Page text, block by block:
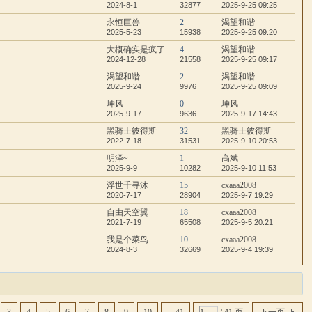
2024-8-1 32877 2025-9-25 09:25
永恒巨兽
2025-5-23
2
15938
渴望和谐
2025-9-25 09:20
大概确实是疯了
2024-12-28
4
21558
渴望和谐
2025-9-25 09:17
渴望和谐
2025-9-24
2
9976
渴望和谐
2025-9-25 09:09
坤风
2025-9-17
0
9636
坤风
2025-9-17 14:43
黑骑士彼得斯
2022-7-18
32
31531
黑骑士彼得斯
2025-9-10 20:53
明泽~
2025-9-9
1
10282
高斌
2025-9-10 11:53
浮世千寻沐
2020-7-17
15
28904
cxaaa2008
2025-9-7 19:29
自由天空翼
2021-7-19
18
65508
cxaaa2008
2025-9-5 20:21
我是个菜鸟
2024-8-3
10
32669
cxaaa2008
2025-9-4 19:39